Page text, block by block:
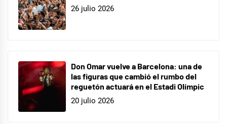
26 julio 2026
Don Omar vuelve a Barcelona: una de
las figuras que cambió el rumbo del
reguetón actuará en el Estadi Olímpic
20 julio 2026